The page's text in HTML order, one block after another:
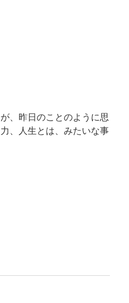
、昨日のことのように思
、人生とは、みたいな事